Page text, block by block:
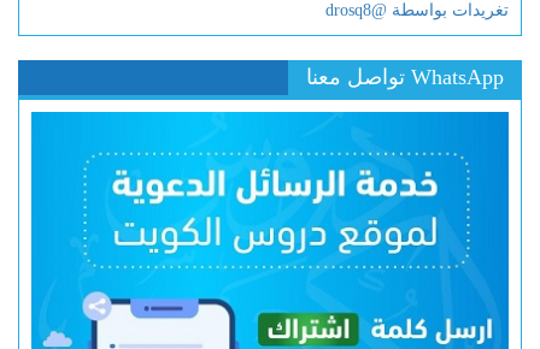
تغريدات بواسطة @drosq8
WhatsApp تواصل معنا